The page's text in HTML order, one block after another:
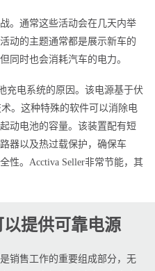
。通常这些活动会在几天内举
动的主题通常都是展示新车的
同时也会消耗汽车的电力。
充电系统的原因。该电源基于伏
。这种特殊的软件可以消除电
动电池的容量。该装置配有短
器以及热过载保护，确保车
性。Acctiva Seller非常节能，其
提供可靠电源
销售工作的重要组成部分，无